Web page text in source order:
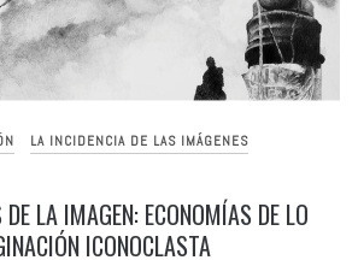
LA INCIDENCIA DE LAS IMÁGENES
LA IMAGEN: ECONOMÍAS DE LO
ICONOCLASTA